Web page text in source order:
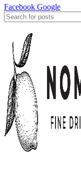
Facebook Google